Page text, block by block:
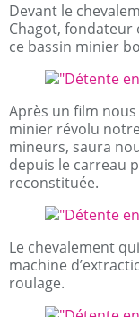
Devant le
Chagot, fondateur
ce bassin minier
Après un film
minier révolu
mineurs, saura
depuis le carreau
reconstituée.
Le chevalement
machine
roulage.